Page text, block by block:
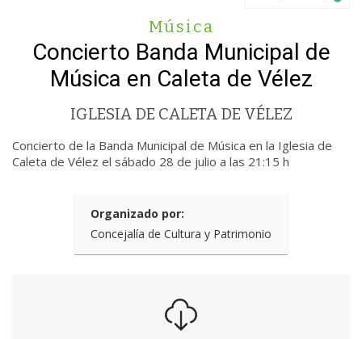
Música
Concierto Banda Municipal de
Música en Caleta de Vélez
IGLESIA DE CALETA DE VÉLEZ
Concierto de la Banda Municipal de Música en la Iglesia de
Caleta de Vélez el sábado 28 de julio a las 21:15 h
Organizado por:
Concejalía de Cultura y Patrimonio